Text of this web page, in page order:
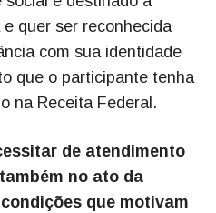
quer ser reconhecida
com sua identidade
que o participante tenha
na Receita Federal.
de atendimento
no ato da
que motivam